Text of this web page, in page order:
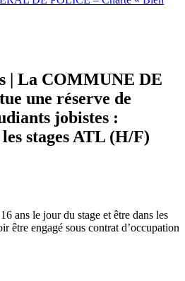
| La COMMUNE DE
une réserve de
jobistes :
stages ATL (H/F)
ans le jour du stage et être dans les
être engagé sous contrat d’occupation